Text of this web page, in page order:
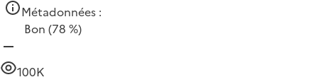
Métadonnées :
Bon (78 %)
100K